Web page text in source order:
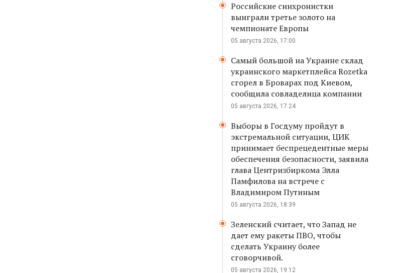
Российские синхронистки
выиграли третье золото на
чемпионате Европы
05 августа 2026, 17:00
Самый большой на Украине склад
украинского маркетплейса Rozetka
сгорел в Броварах под Киевом,
сообщила совладелица компании
05 августа 2026, 17:24
Выборы в Госдуму пройдут в
экстремальной ситуации, ЦИК
принимает беспрецедентные меры
обеспечения безопасности, заявила
глава Центризбиркома Элла
Памфилова на встрече с
Владимиром Путиным
05 августа 2026, 18:39
Зеленский считает, что Запад не
дает ему ракеты ПВО, чтобы
сделать Украину более
сговорчивой.
05 августа 2026, 19:12